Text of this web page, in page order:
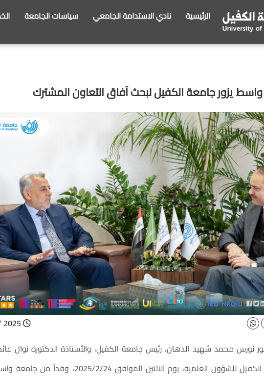
الرئيسية نادي الاستدامة الجامعي سياسات الجامعة
يزور جامعة الكفيل لبحث آفاق التعاون المشترك
نورس محمد شهيد الدهان، رئيس جامعة الكفيل، والأستاذة الدكتورة نوال عائد
مساعد رئيس جامعة الكفيل للشؤون العلمية، يوم الاثنين الموافق 2025/